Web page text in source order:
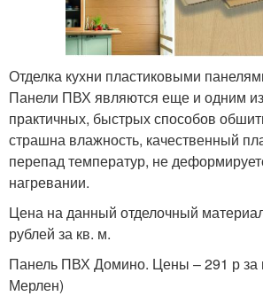
Отделка кухни пластиковыми
Панели ПВХ являются еще и одним
практичных, быстрых способов
страшна влажность, качественный
перепад температур, не
нагревании.
Цена на данный отделочный
рублей за кв. м.
Панель ПВХ Домино. Цены – 291 р за
Мерлен)